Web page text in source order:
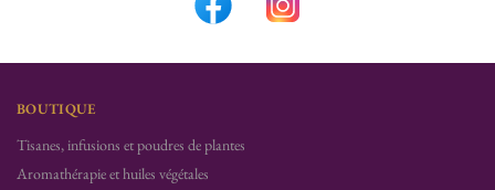
BOUTIQUE
Tisanes, infusions et poudres de plantes
Aromathérapie et huiles végétales